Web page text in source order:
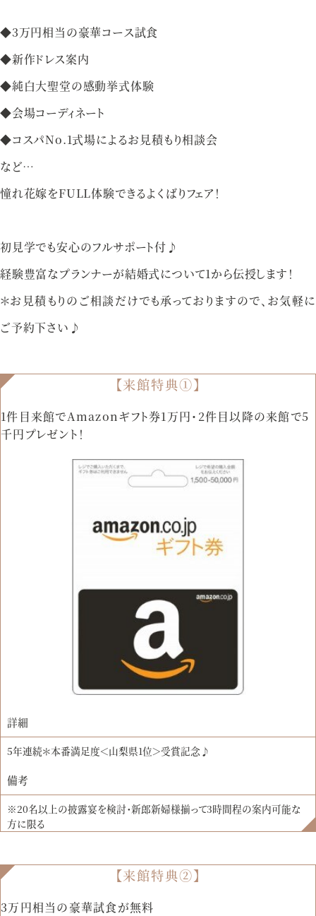
山梨県甲府市丸の内1-1-17
Tel.055-254-1000
◆3万円相当の豪華コース試食
◆新作ドレス案内
◆純白大聖堂の感動挙式体験
◆会場コーディネート
◆コスパNo.1式場によるお見積もり相談会
など…
憧れ花嫁をFULL体験できるよくばりフェア！
初見学でも安心のフルサポート付♪
経験豊富なプランナーが結婚式について1から伝授します！
＊お見積もりのご相談だけでも承っておりますので、お気軽に
ご予約下さい♪
【来館特典①】
1件目来館でAmazonギフト券1万円・2件目以降の来館で5
千円プレゼント！
詳細
5年連続＊本番満足度＜山梨県1位＞受賞記念♪
備考
※20名以上の披露宴を検討・新郎新婦様揃って3時間程の案内可能な
方に限る
【来館特典②】
3万円相当の豪華試食が無料